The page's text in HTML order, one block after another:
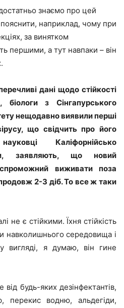
знаємо про цей
наприклад, чому при
за винятком
першими, а тут навпаки – він
дані щодо стійкості
біологи з Сінгапурського
нещодавно виявили перші
що свідчить про його
Каліфорнійсько
заявляють, що новий
виживати поза
2-3 діб. То все ж таки
не є стійкими. Їхня стійкість
навколишнього середовища і
вигляді, я думаю, він гине
будь-яких дезінфектантів,
перекис водню, альдегіди,